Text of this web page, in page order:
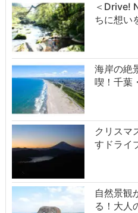
＜Drive!
ちに想い
海岸の絶
喫！千葉
クリスマ
すドライ
自然景観
る！大人